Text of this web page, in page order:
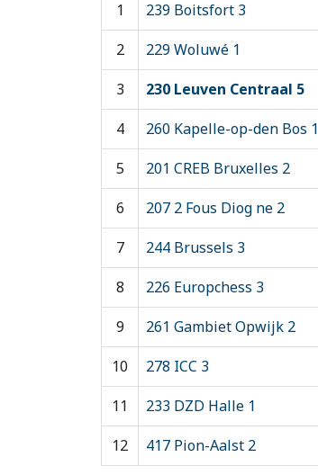
1
239 Boitsfort 3
2
229 Woluwé 1
3
230 Leuven Centraal 5
4
260 Kapelle-op-den Bos 1
5
201 CREB Bruxelles 2
6
207 2 Fous Diog ne 2
7
244 Brussels 3
8
226 Europchess 3
9
261 Gambiet Opwijk 2
10
278 ICC 3
11
233 DZD Halle 1
12
417 Pion-Aalst 2